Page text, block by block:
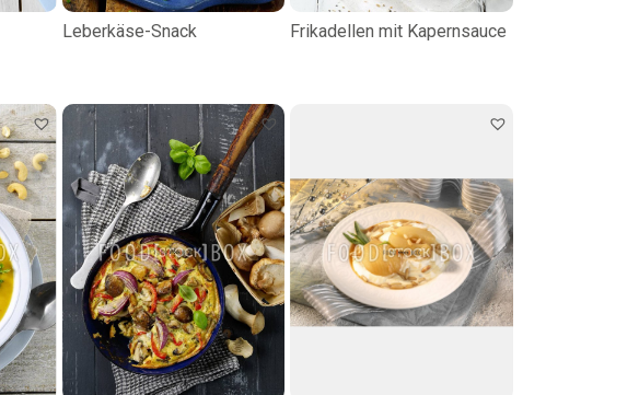
Leberkäse-Snack Frikadellen mit Kapernsauce